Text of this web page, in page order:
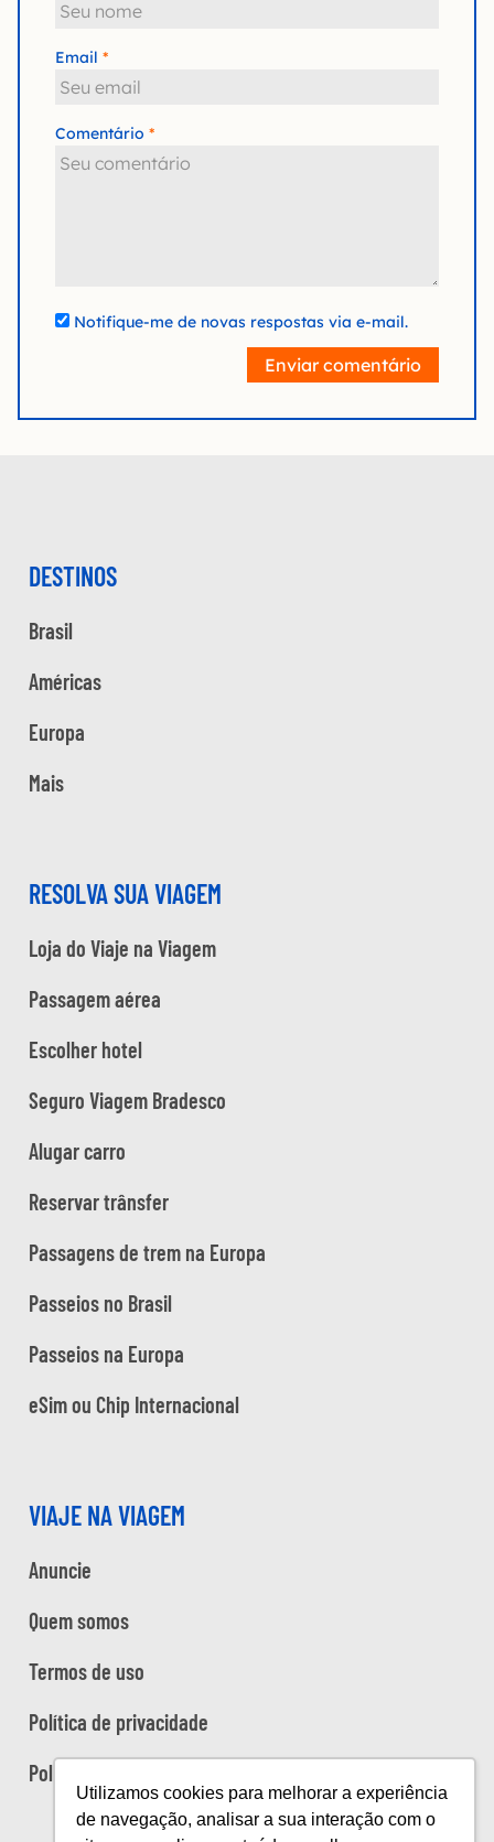
Utilizamos cookies para melhorar a experiência
de navegação, analisar a sua interação com o
Email
Comentário
Notifique-me de novas respostas via e-mail.
Enviar comentário
DESTINOS
Brasil
Américas
Europa
Mais
RESOLVA SUA VIAGEM
Loja do Viaje na Viagem
Passagem aérea
Escolher hotel
Seguro Viagem Bradesco
Alugar carro
Reservar trânsfer
Passagens de trem na Europa
Passeios no Brasil
Passeios na Europa
eSim ou Chip Internacional
VIAJE NA VIAGEM
Anuncie
Quem somos
Termos de uso
Política de privacidade
Política de cookies